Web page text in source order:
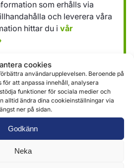
cookies
användarupplevelsen. Beroende på
att anpassa innehåll, analysera
funktioner för sociala medier och
alltid ändra dina cookieinställningar via
ner på sidan.
Godkänn
Neka
som erhålls via
och leverera våra
hittar du i vår